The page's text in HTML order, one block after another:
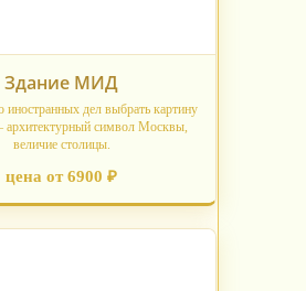
Здание МИД
иностранных дел выбрать картину
архитектурный символ Москвы,
величие столицы.
цена от 6900 ₽